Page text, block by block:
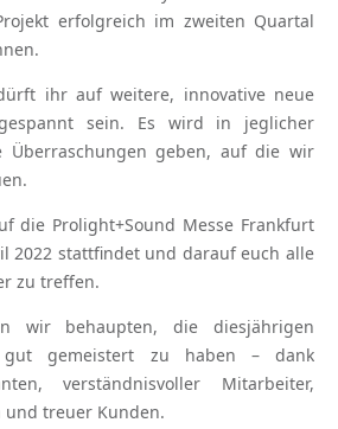
erfolgreich im zweiten Quartal
ihr auf weitere, innovative neue
sein. Es wird in jeglicher
Überraschungen geben, auf die wir
die Prolight+Sound Messe Frankfurt
2022 stattfindet und darauf euch alle
zu treffen.
wir behaupten, die diesjährigen
gut gemeistert zu haben – dank
verständnisvoller Mitarbeiter,
treuer Kunden.